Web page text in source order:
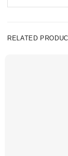
RELATED